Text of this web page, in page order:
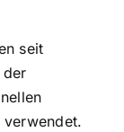
seit
der
verwendet.